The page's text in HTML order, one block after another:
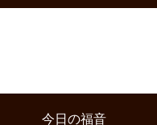
今日の福音